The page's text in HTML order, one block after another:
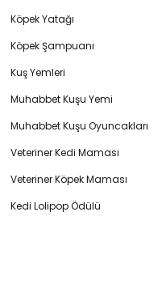
Köpek Yatağı
Köpek Şampuanı
Kuş Yemleri
Muhabbet Kuşu Yemi
Muhabbet Kuşu Oyuncakları
Veteriner Kedi Maması
Veteriner Köpek Maması
Kedi Lolipop Ödülü